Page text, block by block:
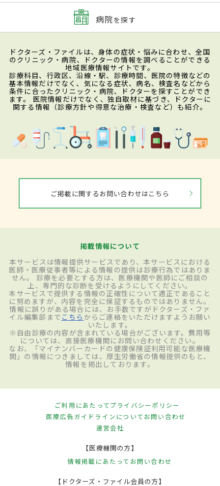
病院を探す
ドクターズ・ファイルは、身体の症状・悩みに合わせ、全国
のクリニック・病院、ドクターの情報を調べることができる
地域医療情報サイトです。
診療科目、行政区、沿線・駅、診療時間、医院の特徴などの
基本情報だけでなく、気になる症状、病名、検査名などから
条件に合ったクリニック・病院、ドクターを探すことができ
ます。 医院情報だけでなく、独自取材に基づき、ドクターに
関する情報（診療方針や得意な治療・検査など）も紹介。
ご掲載に関するお問い合わせはこちら
掲載情報について
本サービスは情報提供サービスであり、本サービスにおける
医師・医療従事者等による情報の提供は診療行為ではありま
せん。 診療を必要とする方は、医療機関や医師にご相談の
上、専門的な診断を受けるようにしてください。
本サービスで提供する情報の正確性について適正であること
に努めますが、内容を完全に保証するものではありません。
情報に誤りがある場合には、お手数ですがドクターズ・ファ
イル編集部まで こちら からご連絡をいただけますようお願い
いたします。
※自由診療の内容が含まれている場合がございます。費用等
については、直接医療機関にお問い合わせください。
なお、「マイナンバーカードの健康保険証利用可能な医療機
関」の情報につきましては、厚生労働省の情報提供のもと、
情報を掲出しております。
ご利用にあたってプライバシーポリシー
医療広告ガイドラインについてお問い合わせ
運営会社
【医療機関の方】
情報掲載にあたって お問い合わせ
【ドクターズ・ファイル会員の方】